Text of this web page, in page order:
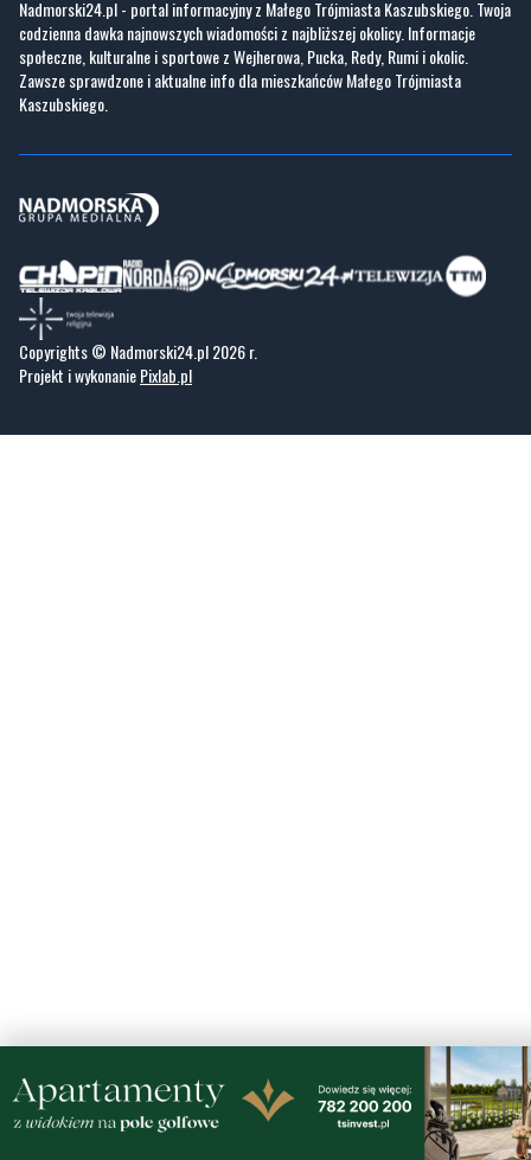
Nadmorski24.pl - portal informacyjny z Małego Trójmiasta Kaszubskiego. Twoja
codzienna dawka najnowszych wiadomości z najbliższej okolicy. Informacje
społeczne, kulturalne i sportowe z Wejherowa, Pucka, Redy, Rumi i okolic.
Zawsze sprawdzone i aktualne info dla mieszkańców Małego Trójmiasta
Kaszubskiego.
Copyrights © Nadmorski24.pl 2026 r.
Projekt i wykonaniePixlab.pl